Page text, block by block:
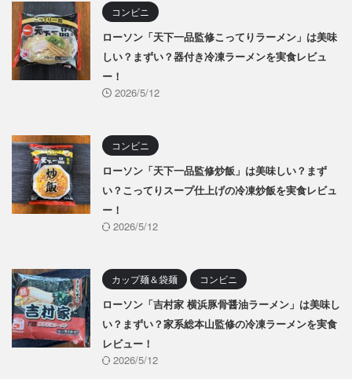
コンビニ
ローソン「天下一品監修こってりラーメン」は美味
しい？まずい？器付き冷凍ラーメンを実食レビュ
ー！
2026/5/12
コンビニ
ローソン「天下一品監修炒飯」は美味しい？まず
い？こってりスープ仕上げの冷凍炒飯を実食レビュ
ー！
2026/5/12
カップ麺＆袋麺 コンビニ
ローソン「吉村家 横浜豚骨醤油ラーメン」は美味し
い？まずい？家系総本山監修の冷凍ラーメンを実食
レビュー！
2026/5/12